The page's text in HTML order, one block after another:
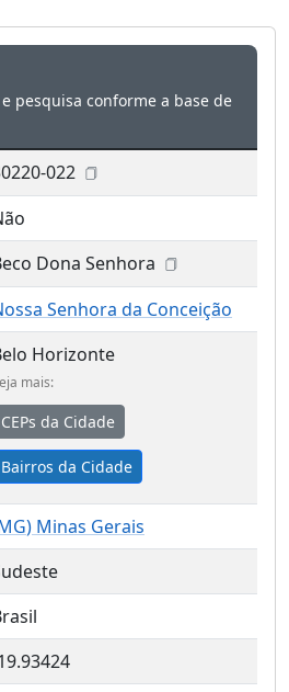
e pesquisa conforme a base de
022
Dona Senhora
Senhora da Conceição
Horizonte
mais:
CEPs da Cidade
Bairros da Cidade
) Minas Gerais